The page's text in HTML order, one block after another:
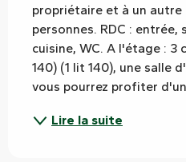
propriétaire et à un
personnes. RDC : entrée,
cuisine, WC. A l'étage : 3
140) (1 lit 140), une salle
vous pourrez profiter
Lire la suite